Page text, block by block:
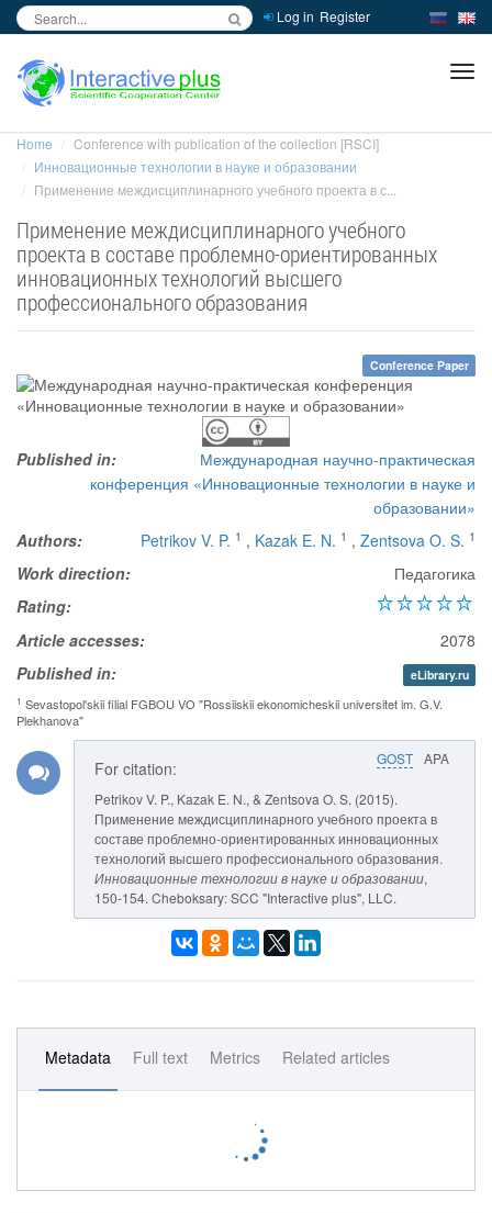
Log in Register
Home
Conference with publication of the collection [RSCI]
Инновационные технологии в науке и образовании
Применение междисциплинарного учебного проекта в с...
Применение междисциплинарного учебного
проекта в составе проблемно-ориентированных
инновационных технологий высшего
профессионального образования
Conference Paper
Published in:
Международная научно-практическая
конференция «Инновационные технологии в науке и
образовании»
Authors:
Petrikov V. P. 1 , Kazak E. N. 1 , Zentsova O. S. 1
Work direction:
Педагогика
Rating:
Article accesses:
2078
Published in:
eLibrary.ru
1 Sevastopol'skii filial FGBOU VO "Rossiiskii ekonomicheskii universitet im. G.V.
Plekhanova"
GOST APA
For citation:
Petrikov V. P., Kazak E. N., & Zentsova O. S. (2015).
Применение междисциплинарного учебного проекта в
составе проблемно-ориентированных инновационных
технологий высшего профессионального образования.
Инновационные технологии в науке и образовании,
150-154. Cheboksary: SCC "Interactive plus", LLC.
Metadata Full text Metrics Related articles